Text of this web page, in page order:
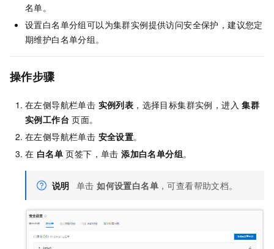
名单。
设置白名单分组可以为集群实例提供访问安全保护，建议您定
期维护白名单分组。
操作步骤
在左侧导航栏单击 实例列表 ，选择目标集群实例，进入集群
实例工作台 页面。
在左侧导航栏单击 安全设置。
在 白名单 页签下，单击添加白名单分组。
说明 单击如何设置白名单 ，可查看帮助文档。